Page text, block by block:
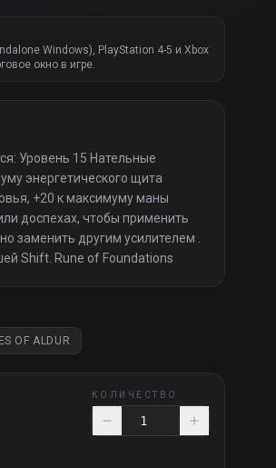
Windows), PlayStation 4-5 и Xbox
окно в игре.
Уровень 15 Нательные
энергетического щита
+20 к максимуму маны
доспехах, чтобы применить
заменить другим усилителем .
Shift. Rune of Foundations
OF ALDUR
КОЛИЧЕСТВО